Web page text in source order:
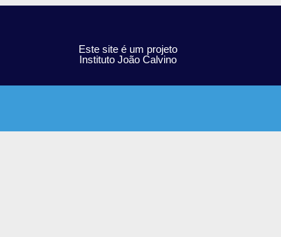
Este site é um projeto
Instituto João Calvino